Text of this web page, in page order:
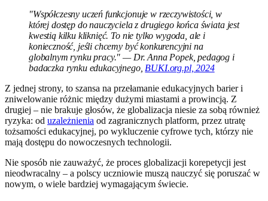
"Współczesny uczeń funkcjonuje w rzeczywistości, w
której dostęp do nauczyciela z drugiego końca świata jest
kwestią kilku kliknięć. To nie tylko wygoda, ale i
konieczność, jeśli chcemy być konkurencyjni na
globalnym rynku pracy." — Dr. Anna Popek, pedagog i
badaczka rynku edukacyjnego, BUKI.org.pl, 2024
Z jednej strony, to szansa na przełamanie edukacyjnych barier i
zniwelowanie różnic między dużymi miastami a prowincją. Z
drugiej – nie brakuje głosów, że globalizacja niesie za sobą również
ryzyka: od uzależnienia od zagranicznych platform, przez utratę
tożsamości edukacyjnej, po wykluczenie cyfrowe tych, którzy nie
mają dostępu do nowoczesnych technologii.
Nie sposób nie zauważyć, że proces globalizacji korepetycji jest
nieodwracalny – a polscy uczniowie muszą nauczyć się poruszać w
nowym, o wiele bardziej wymagającym świecie.